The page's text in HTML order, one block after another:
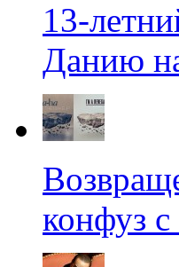
13-
Данию
конфуз